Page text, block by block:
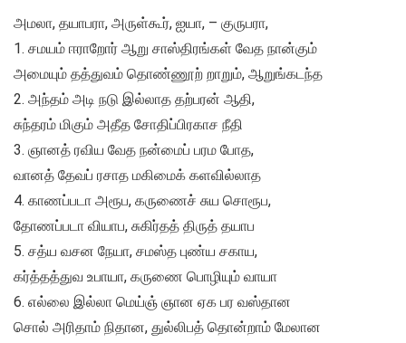
அமலா, தயாபரா, அருள்கூர், ஐயா, – குருபரா,
1. சமயம் ஈராறோர் ஆறு சாஸ்திரங்கள் வேத நான்கும்
அமையும் தத்துவம் தொண்ணூற் றாறும், ஆறுங்கடந்த
2. அந்தம் அடி நடு இல்லாத தற்பரன் ஆதி,
சுந்தரம் மிகும் அதீத சோதிப்பிரகாச நீதி
3. ஞானத் ரவிய வேத நன்மைப் பரம போத,
வானத் தேவப் ரசாத மகிமைக் களவில்லாத
4. காணப்படா அரூப, கருணைச் சுய சொரூப,
தோணப்படா வியாப, சுகிர்தத் திருத் தயாப
5. சத்ய வசன நேயா, சமஸ்த புண்ய சகாய,
கர்த்தத்துவ உபாயா, கருணை பொழியும் வாயா
6. எல்லை இல்லா மெய்ஞ் ஞான ஏக பர வஸ்தான
சொல் அரிதாம் நிதான, துல்லிபத் தொன்றாம் மேலான